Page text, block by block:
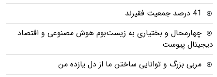
41 درصد جمعیت فقیرند
چهارمحال و بختیاری به زیست‌بوم هوش مصنوعی و اقتصاد
دیجیتال پیوست
مربی بزرگ و توانایی ساختن ما از دل یازده من